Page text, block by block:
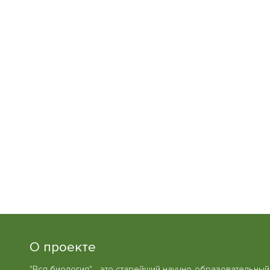
О проекте